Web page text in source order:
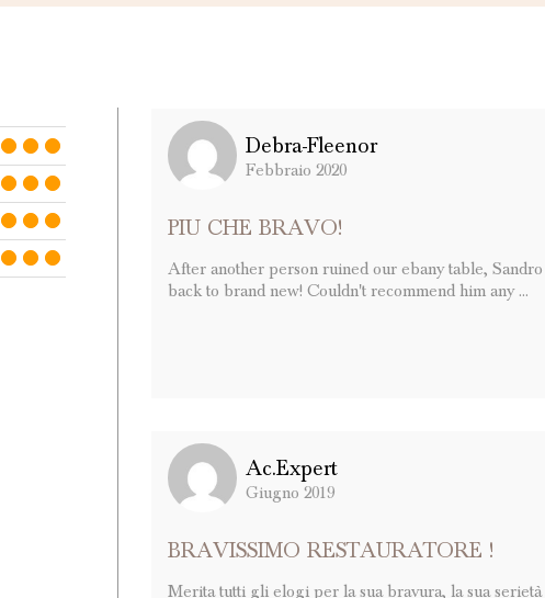
Debra-Fleenor
Febbraio 2020
PIU CHE BRAVO!
After another person ruined our ebany table,
back to brand new! Couldn't recommend him any ...
Ac.expert
Giugno 2019
BRAVISSIMO RESTAURATORE !
Merita tutti gli elogi per la sua bravura, la sua